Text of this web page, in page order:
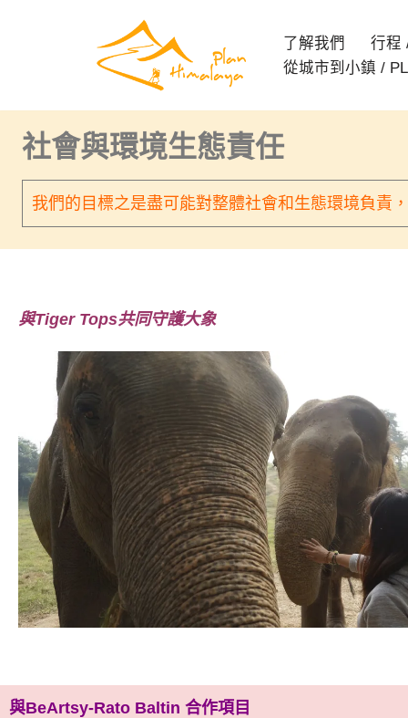
了解我們
行程
從城市到小鎮 /
社會與環境生態責任
我們的目標之是盡可能對整體社會和 生態環境負責 ，
與Tiger Tops共同守護大象
與BeArtsy-Rato Baltin 合作項目